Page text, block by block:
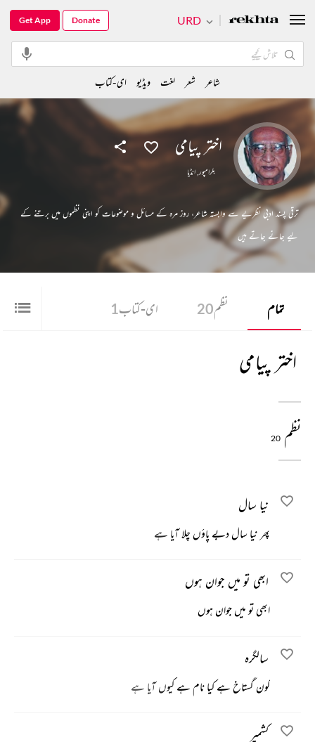
اختر پیامی
بلرامپور,انڈیا
ترقی پسند ادبی نظریے سے وابستہ شاعر، روز مرہ کے مسائل و موضوعات کو اپنی نظموں میں برتنے کے
لیے جانے جاتے ہیں
تمام نظم20 ای-کتاب1
اختر پیامی
نظم 20
نیا سال
پھر نیا سال دبے پاؤں چلا آیا ہے
ابھی تو میں جوان ہوں
ابھی تو میں جوان ہوں
سالگرہ
کون گستاخ ہے کیا نام ہے کیوں آیا ہے
کشمیر
URD
Get App Donate
شاعر شعر لغت ویڈیو ای-کتاب